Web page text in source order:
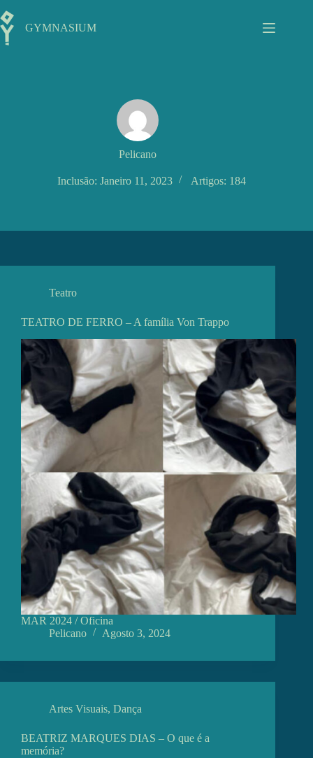
para
o
conteúdo
GYMNASIUM
Pelicano
Inclusão: Janeiro 11, 2023 Artigos: 184
Teatro
TEATRO DE FERRO – A família Von Trappo
MAR 2024 / Oficina
Pelicano
Agosto 3, 2024
Artes Visuais, Dança
BEATRIZ MARQUES DIAS – O que é a
memória?